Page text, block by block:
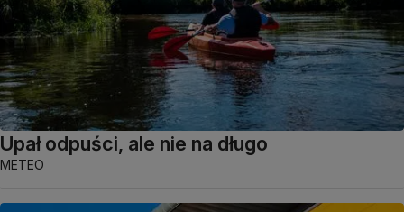
Upał odpuści, ale nie na długo
METEO